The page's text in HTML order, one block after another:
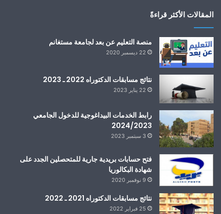
المقالات الأكثر قراءةً
منصة التعليم عن بعد لجامعة مستغانم
22 ديسمبر 2020
نتائج مسابقات الدكتوراه 2022 ـ 2023
22 يناير 2023
رابط الخدمات البيداغوجية للدخول الجامعي
2024/2023
3 سبتمبر 2023
فتح حسابات بريدية جارية للمتحصلين الجدد على
شهادة البكالوريا
9 نوفمبر 2020
نتائج مسابقات الدكتوراه 2021 ـ 2022
25 فبراير 2022